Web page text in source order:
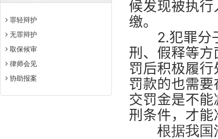
罪轻辩护
无罪辩护
取保候审
律师会见
协助报案
候发现被执
缴。
2.犯罪分子
刑、假释等
罚后积极履
罚款的也需
交罚金是不
刑条件，才
根据我国法